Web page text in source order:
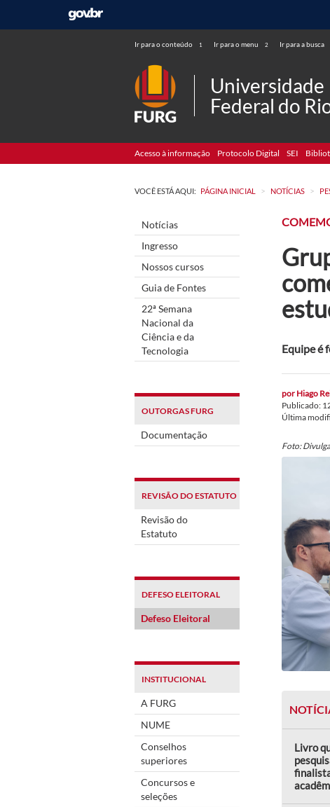
Ir para o conteúdo 1 Ir para o menu 2 Ir para a busca
Universidade
Federal do
Acesso à informação Protocolo Digital SEI
VOCÊ ESTÁ AQUI: PÁGINA INICIAL > NOTÍCIAS >
Notícias
Ingresso
Nossos cursos
Guia de Fontes
22ª Semana
Nacional da
Ciência e da
Tecnologia
OUTORGAS FURG
Documentação
REVISÃO DO ESTATUTO
Revisão do
Estatuto
DEFESO ELEITORAL
Defeso Eleitoral
INSTITUCIONAL
A FURG
NUME
Conselhos
superiores
Concursos e
seleções
Equipe é
por Hiago
Publicado:
Última
Foto:
Livro